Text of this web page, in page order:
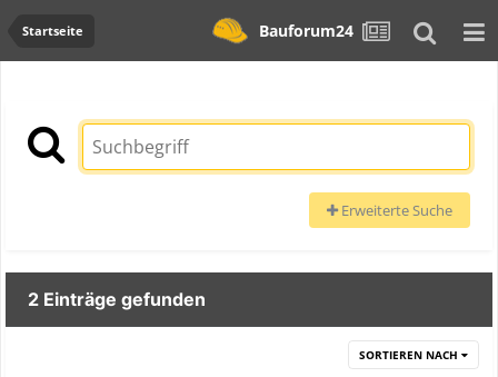
Startseite Bauforum24
Erweiterte Suche
2 Einträge gefunden
SORTIEREN NACH